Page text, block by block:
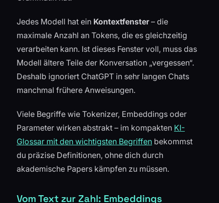
Jedes Modell hat ein Kontextfenster– die
maximale Anzahl an Tokens, die es gleichzeitig
verarbeiten kann. Ist dieses Fenster voll, muss das
Modell ältere Teile der Konversation „vergessen“.
Deshalb ignoriert ChatGPT in sehr langen Chats
manchmal frühere Anweisungen.
Viele Begriffe wie Tokenizer, Embeddings oder
Parameter wirken abstrakt – im kompakten KI-
Glossar mit den wichtigsten Begriffen bekommst
du präzise Definitionen, ohne dich durch
akademische Papers kämpfen zu müssen.
Vom Text zur Zahl: Embeddings